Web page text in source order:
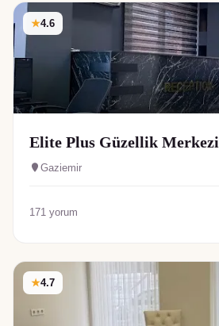
★4.6
Elite Plus Güzellik Merkezi
Gaziemir
171 yorum
★4.7